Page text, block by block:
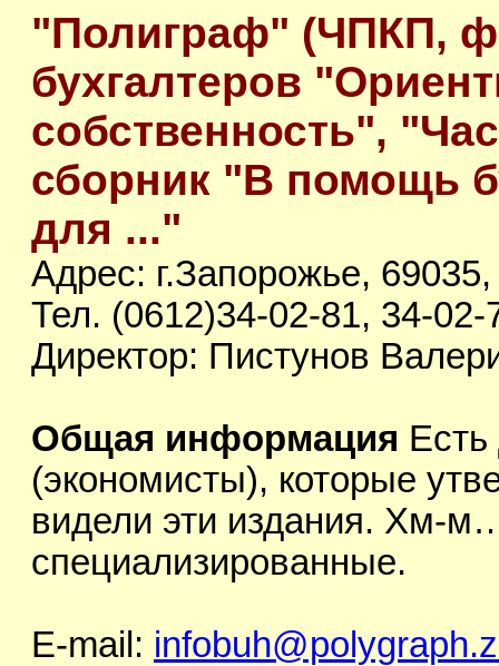
"Полиграф" (ЧПКП,
бухгалтеров
собственность",
сборник "В помощь
для ..."
Адрес: г.Запорожье,
Тел. (0612)34-02-81, 34-
Директор: Пистунов
Общая информация
(экономисты), которые
видели эти издания. Хм-
специализированные.
E-mail: